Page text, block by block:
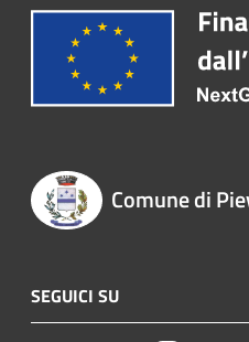
Comune di
SEGUICI SU